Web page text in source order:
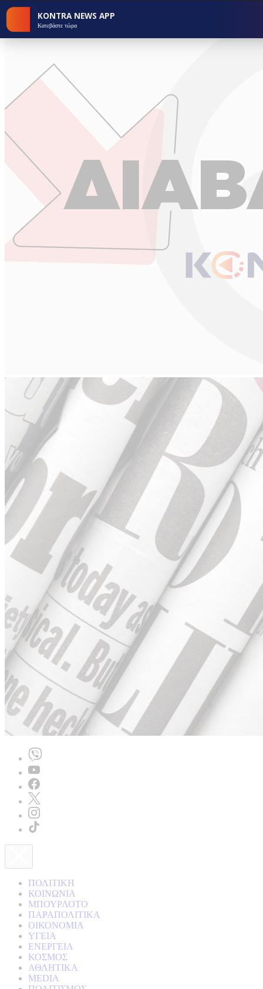
ΠΟΛΙΤΙΚΗ
ΚΟΙΝΩΝΙΑ
ΜΠΟΥΡΛΟΤΟ
ΠΑΡΑΠΟΛΙΤΙΚΑ
ΟΙΚΟΝΟΜΙΑ
ΥΓΕΙΑ
ΕΝΕΡΓΕΙΑ
ΚΟΣΜΟΣ
ΑΘΛΗΤΙΚΑ
MEDIA
KONTRA NEWS APP
Κατεβάστε τώρα